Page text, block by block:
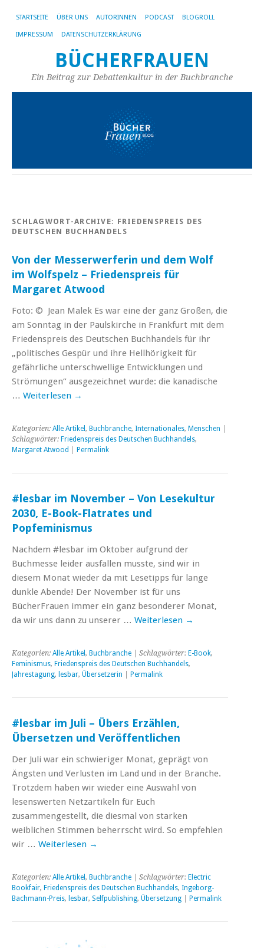
STARTSEITE ÜBER UNS AUTORINNEN PODCAST BLOGROLL
IMPRESSUM DATENSCHUTZERKLÄRUNG
BÜCHERFRAUEN
Ein Beitrag zur Debattenkultur in der Buchbranche
SCHLAGWORT-ARCHIVE: FRIEDENSPREIS DES
DEUTSCHEN BUCHHANDELS
Von der Messerwerferin und dem Wolf
im Wolfspelz – Friedenspreis für
Margaret Atwood
Foto: © Jean Malek Es war eine der ganz Großen, die
am Sonntag in der Paulskirche in Frankfurt mit dem
Friedenspreis des Deutschen Buchhandels für ihr
„politisches Gespür und ihre Hellhörigkeit für
gefährliche unterschwellige Entwicklungen und
Strömungen“ ausgezeichnet wurde: die kanadische
… Weiterlesen →
Kategorien: Alle Artikel , Buchbranche, Internationales, Menschen
Schlagwörter: Friedenspreis des Deutschen Buchhandels,
Margaret Atwood
Permalink
#lesbar im November – Von Lesekultur
2030, E-Book-Flatrates und
Popfeminismus
Nachdem #lesbar im Oktober aufgrund der
Buchmesse leider ausfallen musste, sind wir in
diesem Monat wieder da mit Lesetipps für lange
dunkle Abende! Der November ist für uns
BücherFrauen immer ein ganz besonderer Monat,
da wir uns dann zu unserer … Weiterlesen →
Kategorien: Alle Artikel , Buchbranche | Schlagwörter: E-Book,
Feminismus, Friedenspreis des Deutschen Buchhandels,
Jahrestagung, lesbar, Übersetzerin Permalink
#lesbar im Juli – Übers Erzählen,
Übersetzen und Veröffentlichen
Der Juli war ein schwieriger Monat, geprägt von
Ängsten und Verlusten im Land und in der Branche.
Trotzdem haben wir wieder eine Auswahl von
lesenswerten Netzartikeln für Euch
zusammengestellt, die diesmal von starken
weiblichen Stimmen beherrscht wird. So empfehlen
wir … Weiterlesen →
Kategorien: Alle Artikel , Buchbranche | Schlagwörter: Electric
Bookfair, Friedenspreis des Deutschen Buchhandels, Ingeborg-
Bachmann-Preis, lesbar, Selfpublishing, Übersetzung Permalink